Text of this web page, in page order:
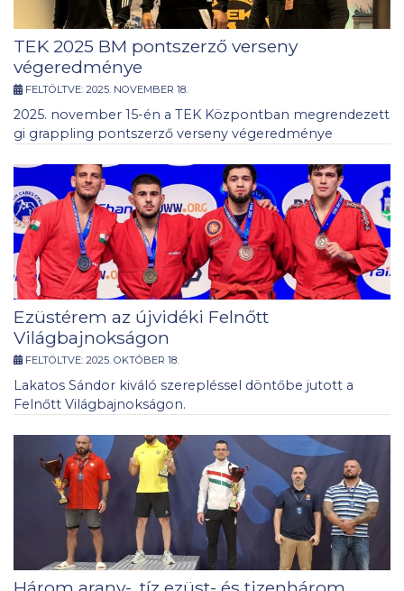
TEK 2025 BM pontszerző verseny
végeredménye
FELTÖLTVE: 2025. NOVEMBER 18.
2025. november 15-én a TEK Központban megrendezett
gi grappling pontszerző verseny végeredménye
Ezüstérem az újvidéki Felnőtt
Világbajnokságon
FELTÖLTVE: 2025. OKTÓBER 18.
Lakatos Sándor kiváló szerepléssel döntőbe jutott a
Felnőtt Világbajnokságon.